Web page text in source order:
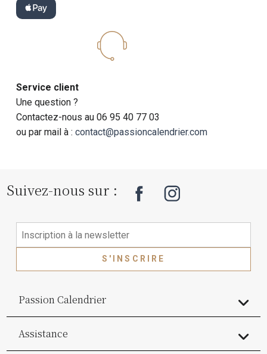
Service client
Une question ?
Contactez-nous au 06 95 40 77 03
ou par mail à :contact@passioncalendrier.com
Suivez-nous sur :
S'INSCRIRE
Passion Calendrier
Assistance